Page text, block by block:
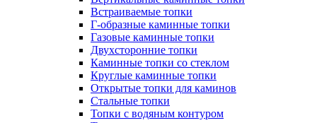
Встраиваемые топки
Г-образные каминные топки
Газовые каминные топки
Двухсторонние топки
Каминные топки со стеклом
Круглые каминные топки
Открытые топки для каминов
Стальные топки
Топки с водяным контуром